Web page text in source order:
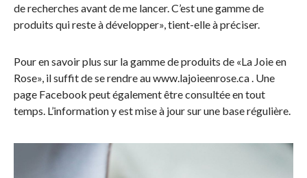
de recherches avant de me lancer. C’est une gamme de
produits qui reste à développer», tient-elle à préciser.
Pour en savoir plus sur la gamme de produits de «La Joie en
Rose», il suffit de se rendre au www.lajoieenrose.ca . Une
page Facebook peut également être consultée en tout
temps. L’information y est mise à jour sur une base régulière.